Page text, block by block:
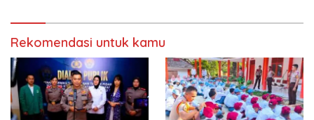
Rekomendasi untuk kamu